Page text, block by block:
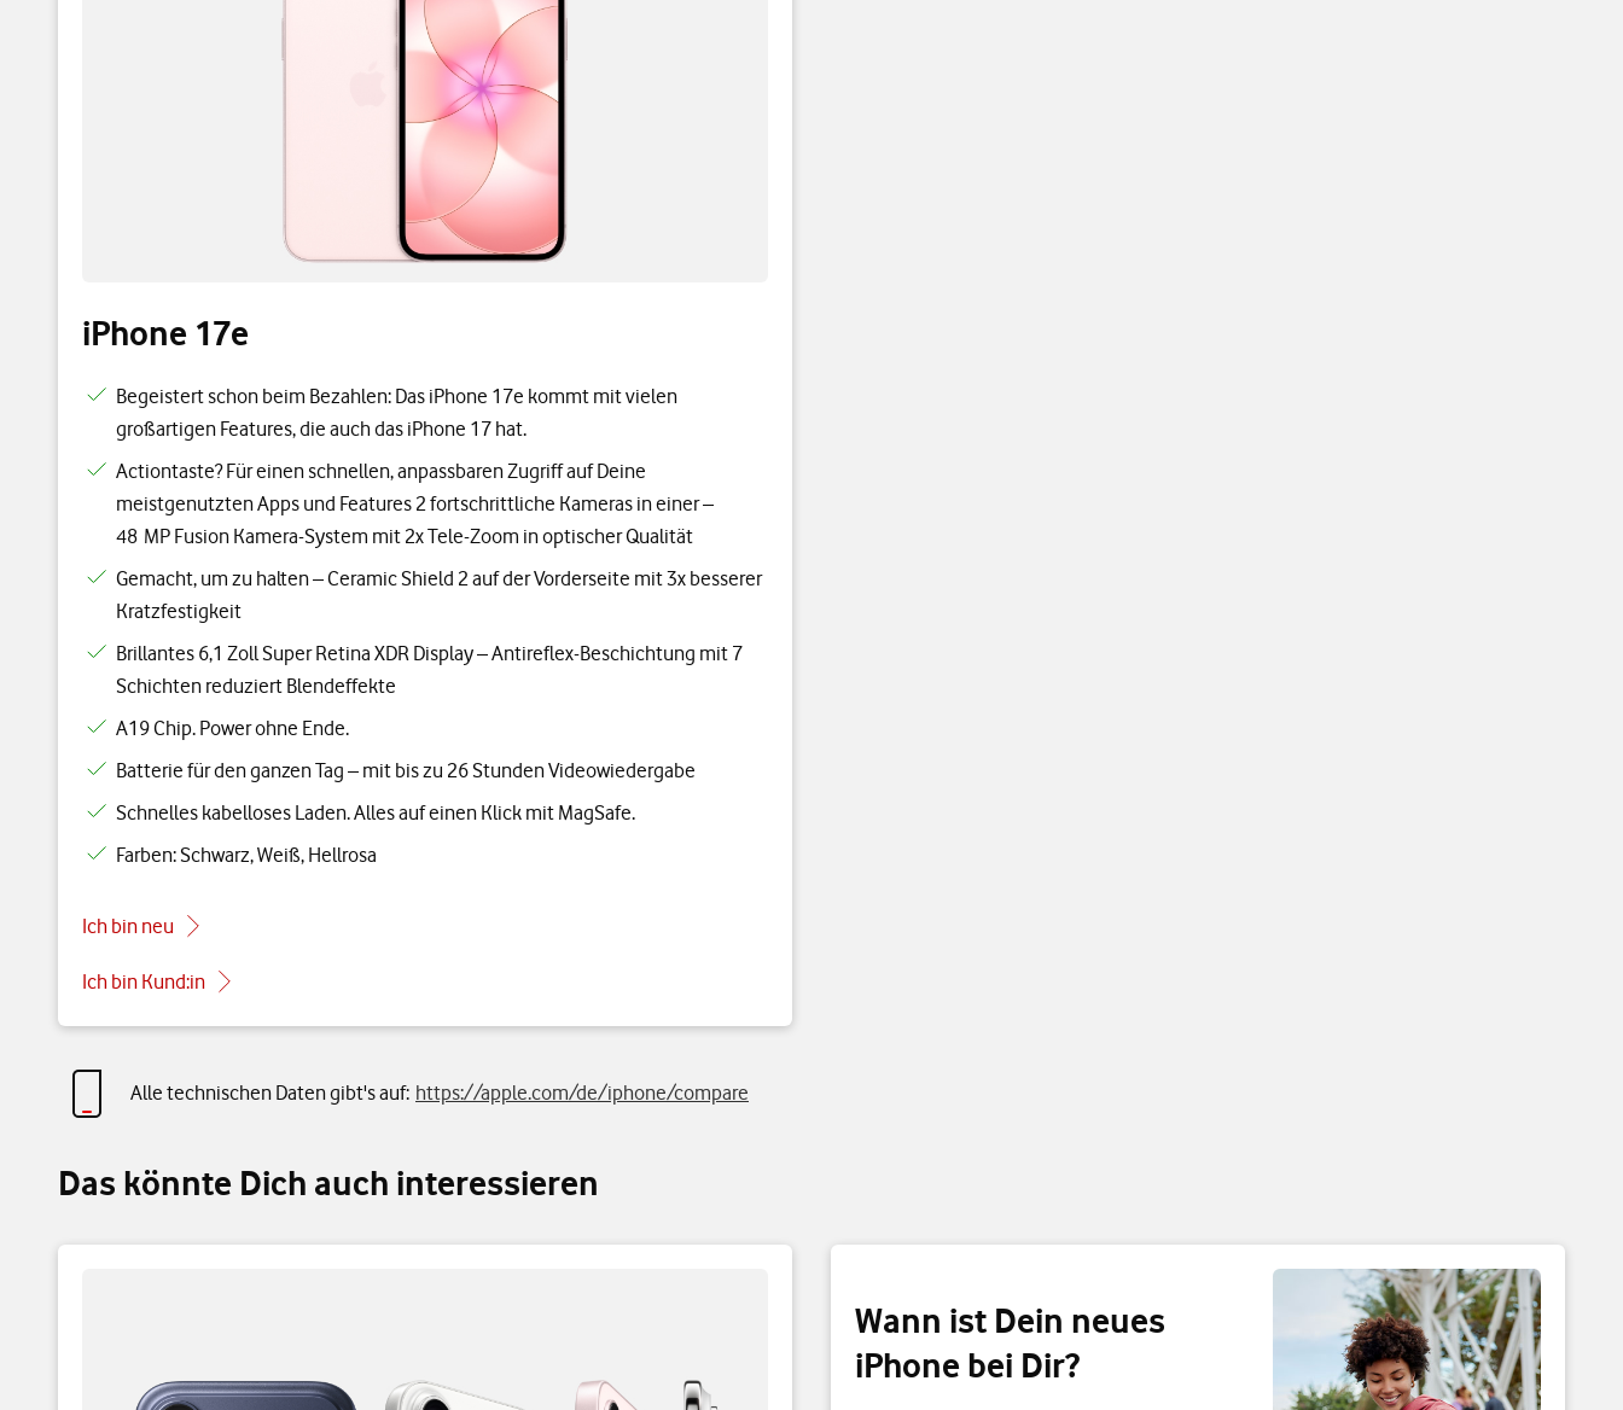
iPhone 17e
Begeistert schon beim Bezahlen: Das iPhone 17e kommt mit vielen
großartigen Features, die auch das iPhone 17 hat.
Actiontaste? Für einen schnellen, anpassbaren Zugriff auf Deine
meistgenutzten Apps und Features 2 fortschrittliche Kameras in einer –
48 MP Fusion Kamera-System mit 2x Tele-Zoom in optischer Qualität
Gemacht, um zu halten – Ceramic Shield 2 auf der Vorderseite mit 3x besserer
Kratzfestigkeit
Brillantes 6,1 Zoll Super Retina XDR Display – Antireflex-Beschichtung mit 7
Schichten reduziert Blendeffekte
A19 Chip. Power ohne Ende.
Batterie für den ganzen Tag – mit bis zu 26 Stunden Videowiedergabe
Schnelles kabelloses Laden. Alles auf einen Klick mit MagSafe.
Farben: Schwarz, Weiß, Hellrosa
Ich bin neu
Ich bin Kund:in
Alle technischen Daten gibt's auf: https://apple.com/de/iphone/compare
Das könnte Dich auch interessieren
Wann ist Dein neues
iPhone bei Dir?